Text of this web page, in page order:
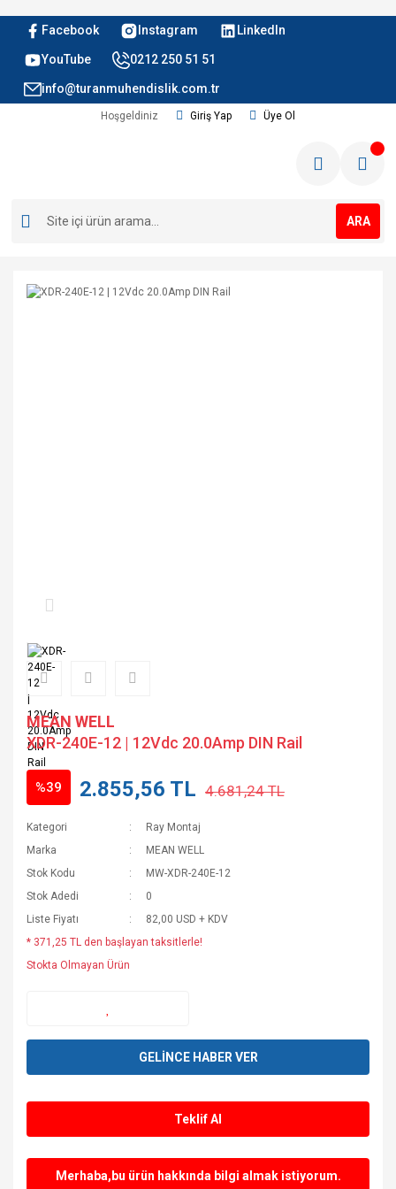
Facebook Instagram LinkedIn
YouTube 0212 250 51 51
info@turanmuhendislik.com.tr
Hoşgeldiniz Giriş Yap Üye Ol
ARA
MEAN WELL
XDR-240E-12 | 12Vdc 20.0Amp DIN Rail
%39 2.855,56 TL 4.681,24 TL
Kategori
Ray Montaj
Marka
MEAN WELL
Stok Kodu
MW-XDR-240E-12
Stok Adedi
0
Liste Fiyatı
82,00 USD + KDV
* 371,25 TL den başlayan taksitlerle!
Stokta Olmayan Ürün
GELİNCE HABER VER
Teklif Al
Merhaba,bu ürün hakkında bilgi almak istiyorum.